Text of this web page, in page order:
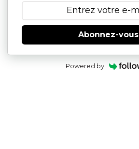
Abonnez-vous
Powered by